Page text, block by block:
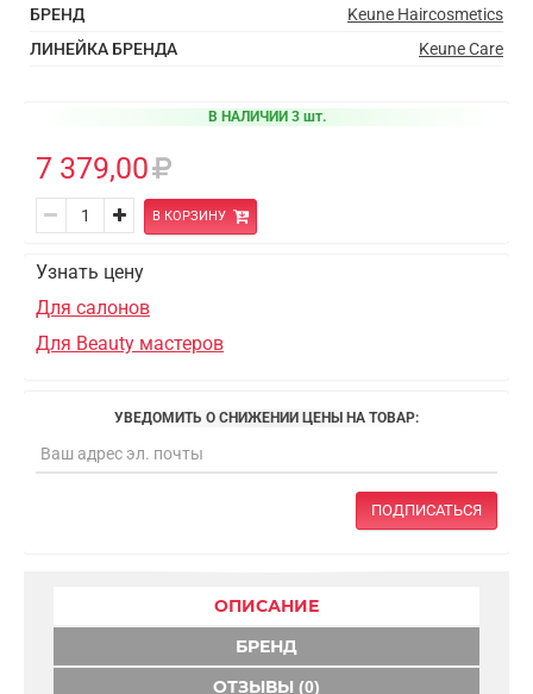
БРЕНД
Keune Haircosmetics
ЛИНЕЙКА БРЕНДА
Keune Care
В НАЛИЧИИ 3 шт.
7 379,00
В КОРЗИНУ
Узнать цену
Для салонов
Для Beauty мастеров
УВЕДОМИТЬ О СНИЖЕНИИ ЦЕНЫ НА ТОВАР:
ПОДПИСАТЬСЯ
ОПИСАНИЕ
БРЕНД
ОТЗЫВЫ (0)